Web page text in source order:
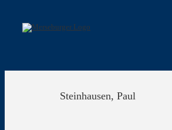
content
Steinhausen, Paul